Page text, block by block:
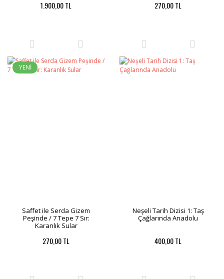
1.900,00 TL 270,00 TL
YENİ
Saffet ile Serda Gizem
Peşinde / 7 Tepe 7 Sır:
Karanlık Sular
270,00 TL
Neşeli Tarih Dizisi 1: Taş
Çağlarında Anadolu
400,00 TL